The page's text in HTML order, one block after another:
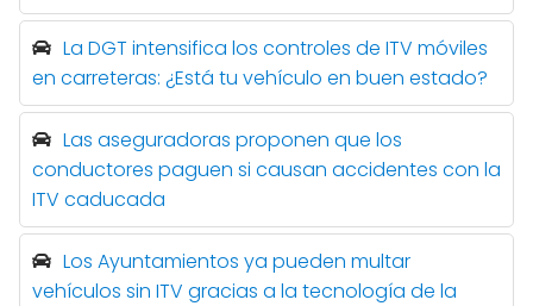
La DGT intensifica los controles de ITV móviles
en carreteras: ¿Está tu vehículo en buen estado?
Las aseguradoras proponen que los
conductores paguen si causan accidentes con la
ITV caducada
Los Ayuntamientos ya pueden multar
vehículos sin ITV gracias a la tecnología de la